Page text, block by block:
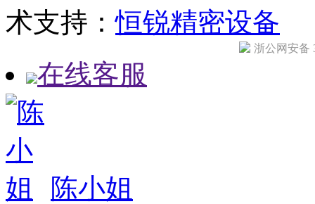
术支持：恒锐精密设备
浙公网安备
在线客服
陈小姐